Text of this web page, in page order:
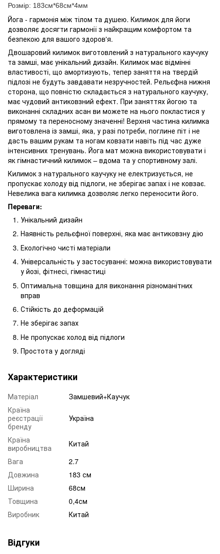
Розмір: 183см*68см*4мм
Йога - гармонія між тілом та душею. Килимок для йоги
дозволяє досягти гармонії з найкращим комфортом та
безпекою для вашого здоров'я.
Двошаровий килимок виготовлений з натурального каучуку
та замші, має унікальний дизайн. Килимок має відмінні
властивості, що амортизують, тепер заняття на твердій
підлозі не будуть завдавати незручностей. Рельєфна нижня
сторона, що повністю складається з натурального каучуку,
має чудовий антиковзний ефект. При заняттях йогою та
виконанні складних асан ви можете на нього покластися у
прямому та переносному значенні! Верхня частина килимка
виготовлена із замші, яка, у разі потреби, поглине піт і не
дасть вашим рукам та ногам ковзати навіть під час дуже
інтенсивних тренувань. Йога мат можна використовувати і
як гімнастичний килимок – вдома та у спортивному залі.
Килимок з натурального каучуку не електризується, не
пропускає холоду від підлоги, не зберігає запах і не ковзає.
Невелика вага килимка дозволяє легко переносити його.
Переваги:
Унікальний дизайн
Наявність рельєфної поверхні, яка має антиковзну дію
Екологічно чисті матеріали
Універсальність у застосуванні: можна використовувати
у йозі, фітнесі, гімнастиці
Оптимальна товщина для виконання різноманітних
вправ
Стійкість до деформацій
Не зберігає запах
Не пропускає холод від підлоги
Простота у догляді
Характеристики
Матеріал
Замшевий+Каучук
Країна
реєстрації
бренду
Україна
Країна
виробництва
Китай
Вага
2.7
Довжина
183 см
Ширина
68см
Товщина
0,4см
Виробник
Китай
Відгуки